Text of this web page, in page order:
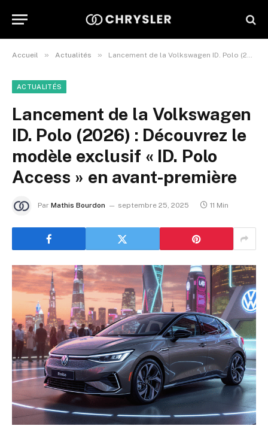
Accueil » Actualités » Lancement de la Volkswagen ID. Polo (2026) : Découvrez le modèle exclusif « ID. Polo Access » en avant-première
ACTUALITÉS
Lancement de la Volkswagen
ID. Polo (2026) : Découvrez le
modèle exclusif « ID. Polo
Access » en avant-première
Par Mathis Bourdon septembre 25, 2025 11 Min